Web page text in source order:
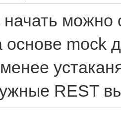
можно
основе mock
REST